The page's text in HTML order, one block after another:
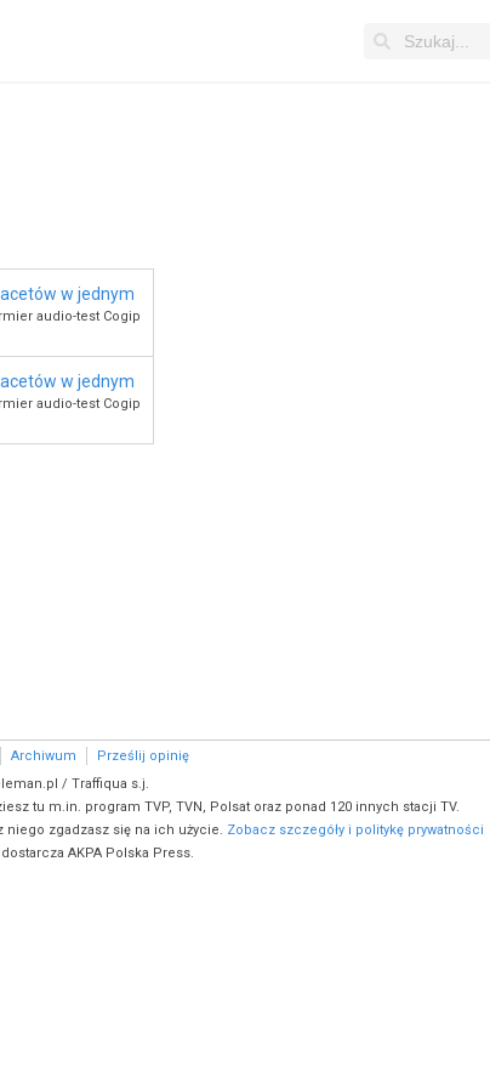
w jednym
audio-test Cogip
w jednym
audio-test Cogip
Archiwum
Prześlij opinię
/ Traffiqua s.j.
tu m.in. program TVP, TVN, Polsat oraz ponad 120 innych stacji TV.
niego zgadzasz się na ich użycie. Zobacz szczegóły i politykę prywatności
AKPA Polska Press.